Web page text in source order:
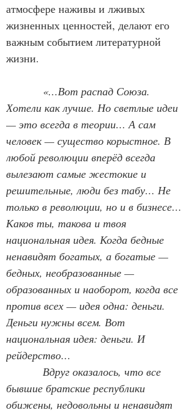
атмосфере наживы и лживых
жизненных ценностей, делают его
важным событием литературной
жизни.
«…Вот распад Союза.
Хотели как лучше. Но светлые идеи
— это всегда в теории… А сам
человек — существо корыстное. В
любой революции вперёд всегда
вылезают самые жестокие и
решительные, люди без табу… Не
только в революции, но и в бизнесе…
Каков ты, такова и твоя
национальная идея. Когда бедные
ненавидят богатых, а богатые —
бедных, необразованные —
образованных и наоборот, когда все
против всех — идея одна: деньги.
Деньги нужны всем. Вот
национальная идея: деньги. И
рейдерство…
бывшие братские республики
обижены, недовольны и ненавидят